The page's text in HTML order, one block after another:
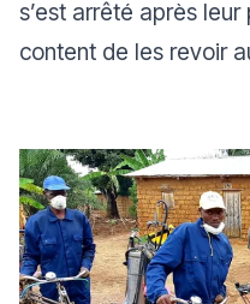
s’est arrêté après
content de les revoir